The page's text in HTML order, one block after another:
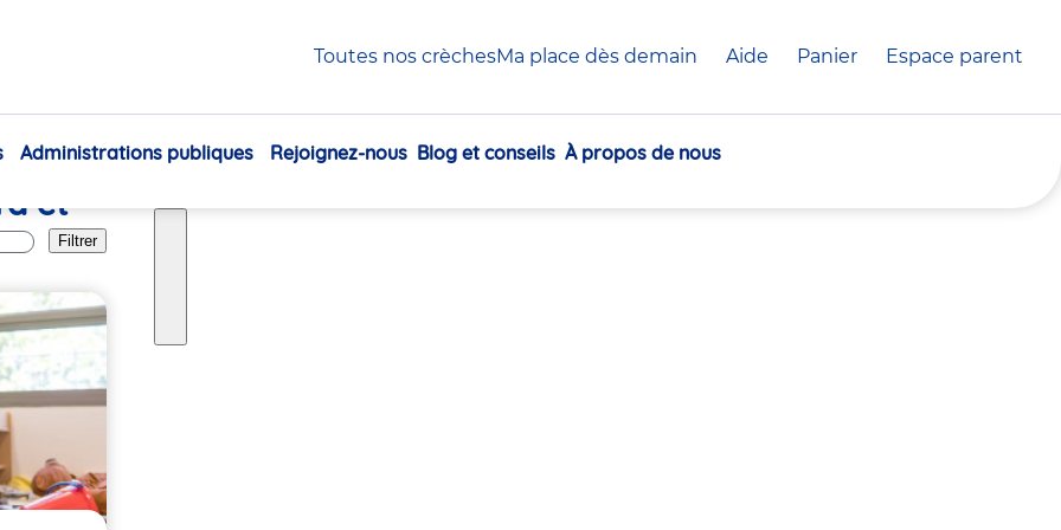
Toutes nos crèchesMa place dès demain Aide Panier crèche(s)
Espace parent
Navigation
Administrations publiques Rejoignez-nous Blog et conseils À propos de nous
Filtrer
et
30
30